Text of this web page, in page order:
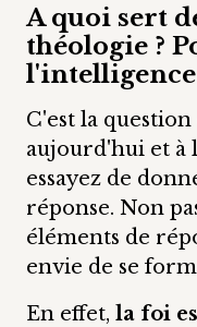
A quoi sert
théologie ?
l'intelligence
C'est la
aujourd'hui et à
essayez de
réponse. Non
éléments de
envie de se
En effet, la foi